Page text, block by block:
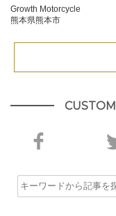
Growth Motorcycle
熊本県熊本市